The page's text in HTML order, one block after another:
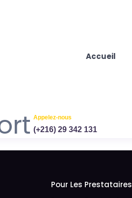
Accueil
Appelez-nous
(+216) 29 342 131
Pour Les Prestataires